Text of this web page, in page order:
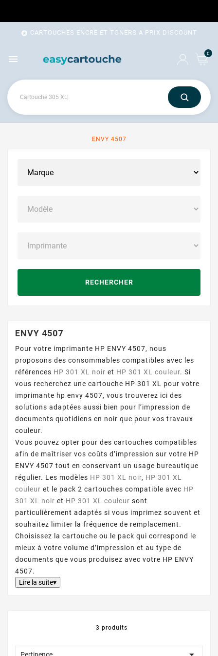
 CARTOUCHES ENCRE ET TONERS A PRIX DISCOUNT
 0
ENVY 4507
RECHERCHER
ENVY 4507
Pour votre imprimante HP ENVY 4507, nous
proposons des consommables compatibles avec les
références HP 301 XL noir et HP 301 XL couleur. Si
vous recherchez une cartouche HP 301 XL pour votre
imprimante hp envy 4507, vous trouverez ici des
solutions adaptées aussi bien pour l’impression de
documents quotidiens en noir que pour vos travaux
couleur.
Vous pouvez opter pour des cartouches compatibles
afin de maîtriser vos coûts d’impression sur votre HP
ENVY 4507 tout en conservant un usage bureautique
régulier. Les modèles HP 301 XL noir, HP 301 XL
couleur et le pack 2 cartouches compatible avec HP
301 XL noir et HP 301 XL couleur sont
particulièrement adaptés si vous imprimez souvent et
souhaitez limiter la fréquence de remplacement.
Choisissez la cartouche ou le pack qui correspond le
mieux à votre volume d’impression et au type de
documents que vous produisez avec votre HP ENVY
4507.
Lire la suite▾
3 produits